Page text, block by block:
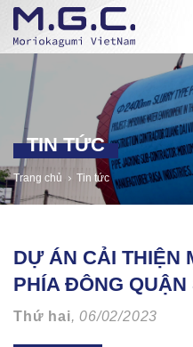
TIN TỨC
Trang chủ Tin tức
DỰ ÁN CẢI THIỆN
PHÍA ĐÔNG
Thứ hai, 06/02/2023